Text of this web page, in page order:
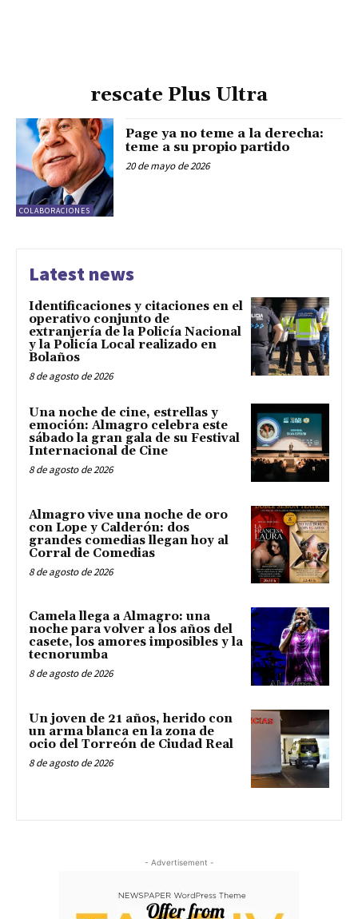
rescate Plus Ultra
COLABORACIONES
Page ya no teme a la derecha:
teme a su propio partido
20 de mayo de 2026
Latest news
Identificaciones y citaciones en el
operativo conjunto de
extranjería de la Policía Nacional
y la Policía Local realizado en
Bolaños
8 de agosto de 2026
Una noche de cine, estrellas y
emoción: Almagro celebra este
sábado la gran gala de su Festival
Internacional de Cine
8 de agosto de 2026
Almagro vive una noche de oro
con Lope y Calderón: dos
grandes comedias llegan hoy al
Corral de Comedias
8 de agosto de 2026
Camela llega a Almagro: una
noche para volver a los años del
casete, los amores imposibles y la
tecnorumba
8 de agosto de 2026
Un joven de 21 años, herido con
un arma blanca en la zona de
ocio del Torreón de Ciudad Real
8 de agosto de 2026
- Advertisement -